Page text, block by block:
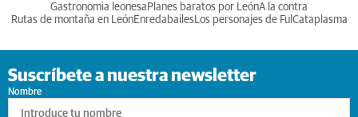
Gastronomia leonesa Planes baratos por LeónA la contra
Rutas de montaña en LeónEnredabailesLos personajes de Ful Cataplasma
Suscríbete a nuestra newsletter
Nombre